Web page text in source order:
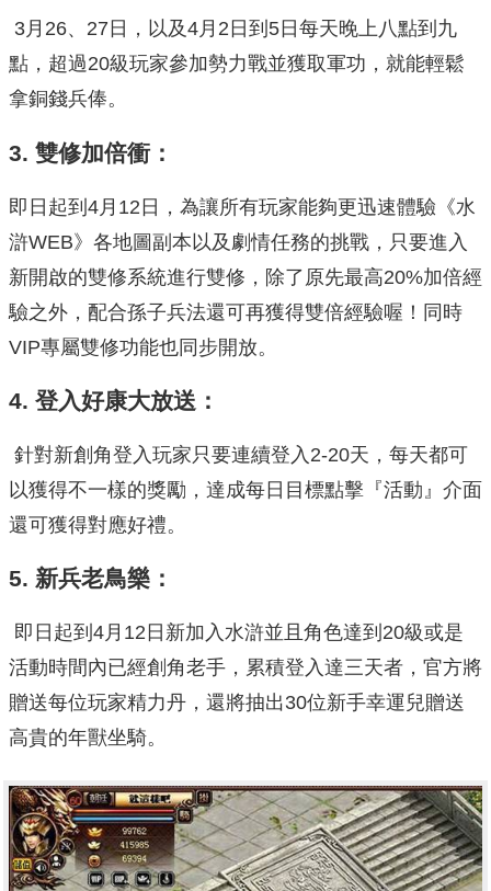
3月26、27日，以及4月2日到5日每天晚上八點到九
點，超過20級玩家參加勢力戰並獲取軍功，就能輕鬆
拿銅錢兵俸。
3. 雙修加倍衝：
即日起到4月12日，為讓所有玩家能夠更迅速體驗《水
滸WEB》各地圖副本以及劇情任務的挑戰，只要進入
新開啟的雙修系統進行雙修，除了原先最高20%加倍經
驗之外，配合孫子兵法還可再獲得雙倍經驗喔！同時
VIP專屬雙修功能也同步開放。
4. 登入好康大放送：
針對新創角登入玩家只要連續登入2-20天，每天都可
以獲得不一樣的獎勵，達成每日目標點擊『活動』介面
還可獲得對應好禮。
5. 新兵老鳥樂：
即日起到4月12日新加入水滸並且角色達到20級或是
活動時間內已經創角老手，累積登入達三天者，官方將
贈送每位玩家精力丹，還將抽出30位新手幸運兒贈送
高貴的年獸坐騎。